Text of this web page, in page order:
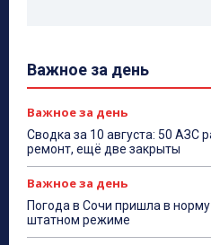
Важное за день
Важное за день
Сводка за 10 августа: 50 АЗС
ремонт, ещё две закрыты
Важное за день
Погода в Сочи пришла в
штатном режиме